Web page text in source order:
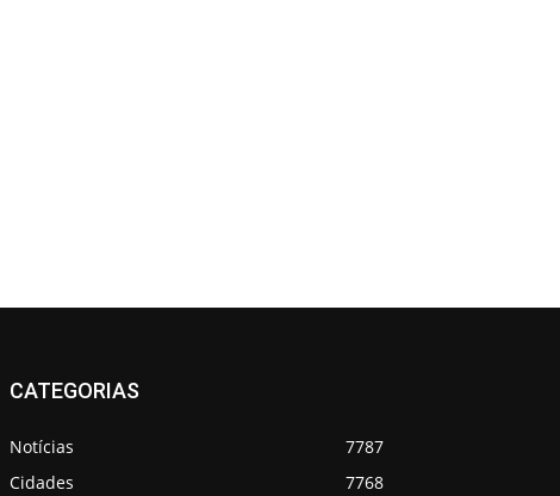
CATEGORIAS
Notícias
7787
Cidades
7768